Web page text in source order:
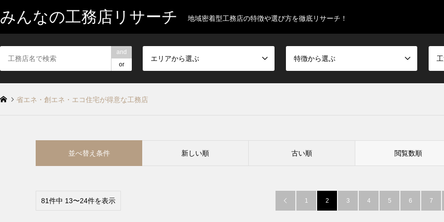
みんなの工務店リサーチ 地域密着型工務店の特徴や選び方を徹底リサーチ！
and
or
エリアから選ぶ 特徴から選ぶ
省エネ・創エネ・エコ住宅が得意な工務店
並べ替え条件 新しい順 古い順 閲覧数順
81件中 13〜24件を表示  1 2 3 4 5 6 7